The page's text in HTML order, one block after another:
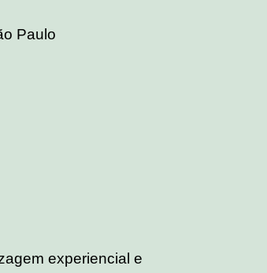
Paulo
experiencial e